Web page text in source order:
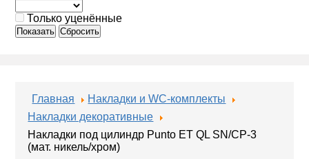
Только уценённые
Показать Сбросить
Главная
Накладки и WC-комплекты
Накладки декоративные
Накладки под цилиндр Punto ET QL SN/CP-3
(мат. никель/хром)